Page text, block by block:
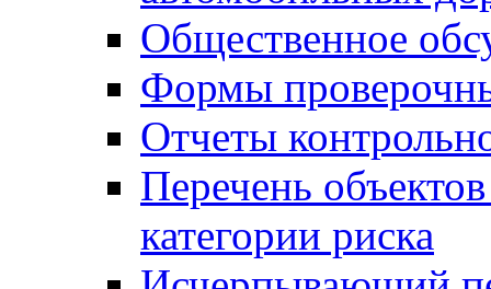
Общественное
Формы
Отчеты
Перечень
категории риска